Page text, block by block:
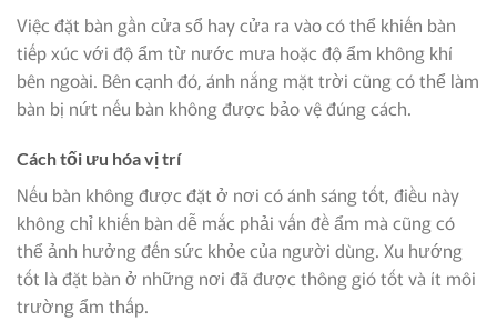
Việc đặt bàn gần cửa sổ hay cửa ra vào có thể khiến bàn
tiếp xúc với độ ẩm từ nước mưa hoặc độ ẩm không khí
bên ngoài. Bên cạnh đó, ánh nắng mặt trời cũng có thể làm
bàn bị nứt nếu bàn không được bảo vệ đúng cách.
Cách tối ưu hóa vị trí
Nếu bàn không được đặt ở nơi có ánh sáng tốt, điều này
không chỉ khiến bàn dễ mắc phải vấn đề ẩm mà cũng có
thể ảnh hưởng đến sức khỏe của người dùng. Xu hướng
tốt là đặt bàn ở những nơi đã được thông gió tốt và ít môi
trường ẩm thấp.